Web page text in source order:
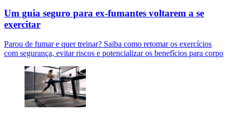
Um guia seguro para ex-fumantes voltarem a se
exercitar
Parou de fumar e quer treinar? Saiba como retomar os exercícios
com segurança, evitar riscos e potencializar os benefícios para corpo